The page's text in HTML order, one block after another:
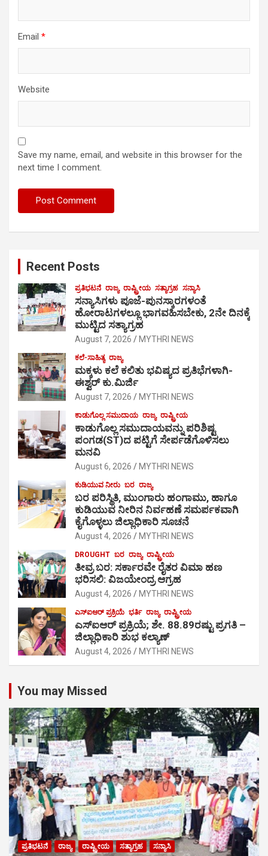
Email *
Website
Save my name, email, and website in this browser for the
next time I comment.
Recent Posts
ಪ್ರತಿಭಟನೆ ರಾಜ್ಯ ರಾಷ್ಟ್ರೀಯ ಸತ್ಯಾಗ್ರಹ ಸನ್ಯಾಸಿ
ಸನ್ಯಾಸಿಗಳು ಪೂಜೆ-ಪುನಸ್ಕಾರಗಳಂತೆ
ಹೋರಾಟಗಳಲ್ಲೂ ಭಾಗವಹಿಸಬೇಕು, 2ನೇ ದಿನಕ್ಕೆ
ಮುಟ್ಟಿದ ಸತ್ಯಾಗ್ರಹ
August 7, 2026 MYTHRI NEWS
ಕಲೆ-ಸಾಹಿತ್ಯ ರಾಜ್ಯ
ಮಕ್ಕಳು ಕಲೆ ಕಲಿತು ಭವಿಷ್ಯದ ಪ್ರತಿಭೆಗಳಾಗಿ-
ಈಶ್ವರ್ ಕು.ಮಿರ್ಜಿ
August 7, 2026 MYTHRI NEWS
ಕಾಡುಗೊಲ್ಲ ಸಮುದಾಯ ರಾಜ್ಯ ರಾಷ್ಟ್ರೀಯ
ಕಾಡುಗೊಲ್ಲ ಸಮುದಾಯವನ್ನು ಪರಿಶಿಷ್ಟ
ಪಂಗಡ(ST)ದ ಪಟ್ಟಿಗೆ ಸೇರ್ಪಡೆಗೊಳಿಸಲು
ಮನವಿ
August 6, 2026 MYTHRI NEWS
ಕುಡಿಯುವ ನೀರು ಬರ ರಾಜ್ಯ
ಬರ ಪರಿಸ್ಥಿತಿ, ಮುಂಗಾರು ಹಂಗಾಮು, ಹಾಗೂ
ಕುಡಿಯುವ ನೀರಿನ ನಿರ್ವಹಣೆ ಸಮರ್ಪಕವಾಗಿ
ಕೈಗೊಳ್ಳಲು ಜಿಲ್ಲಾಧಿಕಾರಿ ಸೂಚನೆ
August 4, 2026 MYTHRI NEWS
DROUGHT ಬರ ರಾಜ್ಯ ರಾಷ್ಟ್ರೀಯ
ತೀವ್ರ ಬರ: ಸರ್ಕಾರವೇ ರೈತರ ವಿಮಾ ಹಣ
ಭರಿಸಲಿ: ವಿಜಯೇಂದ್ರ ಆಗ್ರಹ
August 4, 2026 MYTHRI NEWS
ಎಸ್‍ಐಆರ್ ಪ್ರಕ್ರಿಯೆ ಭರ್ತಿ ರಾಜ್ಯ ರಾಷ್ಟ್ರೀಯ
ಎಸ್‍ಐಆರ್ ಪ್ರಕ್ರಿಯೆ; ಶೇ. 88.89ರಷ್ಟು ಪ್ರಗತಿ –
ಜಿಲ್ಲಾಧಿಕಾರಿ ಶುಭ ಕಲ್ಯಾಣ್
August 4, 2026 MYTHRI NEWS
You may Missed
ಪ್ರತಿಭಟನೆ ರಾಜ್ಯ ರಾಷ್ಟ್ರೀಯ ಸತ್ಯಾಗ್ರಹ ಸನ್ಯಾಸಿ